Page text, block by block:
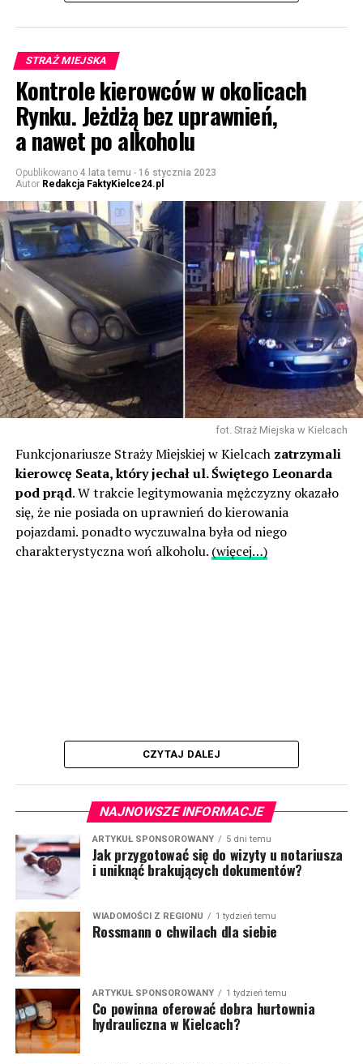
STRAŻ MIEJSKA
Kontrole kierowców w okolicach
Rynku. Jeżdżą bez uprawnień,
a nawet po alkoholu
Opublikowano 4 lata temu - 16 stycznia 2023
Autor Redakcja FaktyKielce24.pl
fot. Straż Miejska w Kielcach
Funkcjonariusze Straży Miejskiej w Kielcach zatrzymali
kierowcę Seata, który jechał ul. Świętego Leonarda
pod prąd. W trakcie legitymowania mężczyzny okazało
się, że nie posiada on uprawnień do kierowania
pojazdami. ponadto wyczuwalna była od niego
charakterystyczna woń alkoholu. (więcej…)
CZYTAJ DALEJ
NAJNOWSZE INFORMACJE
ARTYKUŁ SPONSOROWANY 5 dni temu
Jak przygotować się do wizyty u notariusza
i uniknąć brakujących dokumentów?
WIADOMOŚCI Z REGIONU 1 tydzień temu
Rossmann o chwilach dla siebie
ARTYKUŁ SPONSOROWANY 1 tydzień temu
Co powinna oferować dobra hurtownia
hydrauliczna w Kielcach?